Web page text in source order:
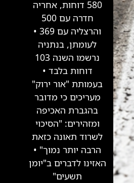
580 דוחות, אחריה
חדרה עם 500
והרצליה עם 369 •
לעומתן, בנתניה
נרשמו השנה 103
דוחות בלבד •
בעמותת "אור ירוק"
מעריכים כי מדובר
בהגברת האכיפה
ומזהירים: "הסיכוי
לשרוד תאונה כזאת
הרבה יותר נמוך" •
האזינו לדברים ב"יומן
תשעים"